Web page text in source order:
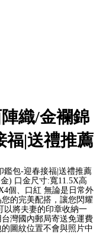
陣織/金襴錦
福|送禮推薦
鑑包-迎春接福|送禮推薦
) 口金尺寸:寬11.5X高
個、口紅 無論是日常外
的完美配搭，讓您閃耀
以將夫妻的印章收納一
灣國內郵局寄送免運費
圖紋位置不會與照片中